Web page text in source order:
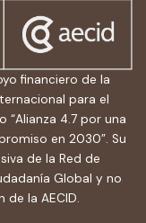
financiero de la
para el
“Alianza 4.7 por una
en 2030”. Su
de la Red de
Global y no
de la AECID.